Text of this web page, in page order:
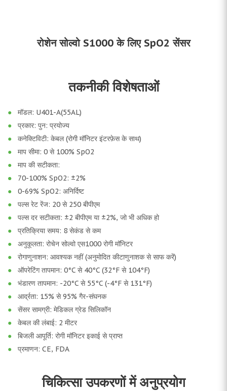
रोशेन सोल्वो S1000 के लिए SpO2 सेंसर
तकनीकी विशेषताओं
मॉडल: U401-A(55AL)
प्रकार: पुन: प्रयोज्य
कनेक्टिविटी: केबल (रोगी मॉनिटर इंटरफ़ेस के साथ)
माप सीमा: 0 से 100% SpO2
माप की सटीकता:
70-100% SpO2: ±2%
0-69% SpO2: अनिर्दिष्ट
पल्स रेट रेंज: 20 से 250 बीपीएम
पल्स दर सटीकता: ±2 बीपीएम या ±2%, जो भी अधिक हो
प्रतिक्रिया समय: 8 सेकंड से कम
अनुकूलता: रोचेन सोल्वो एस1000 रोगी मॉनिटर
रोगाणुनाशन: आवश्यक नहीं (अनुमोदित कीटाणुनाशक से साफ करें)
ऑपरेटिंग तापमान: 0°C से 40°C (32°F से 104°F)
भंडारण तापमान: -20°C से 55°C (-4°F से 131°F)
आर्द्रता: 15% से 95% गैर-संघनक
सेंसर सामग्री: मेडिकल ग्रेड सिलिकॉन
केबल की लंबाई: 2 मीटर
बिजली आपूर्ति: रोगी मॉनिटर इकाई से प्राप्त
प्रमाणन: CE, FDA
चिकित्सा उपकरणों में अनुप्रयोग